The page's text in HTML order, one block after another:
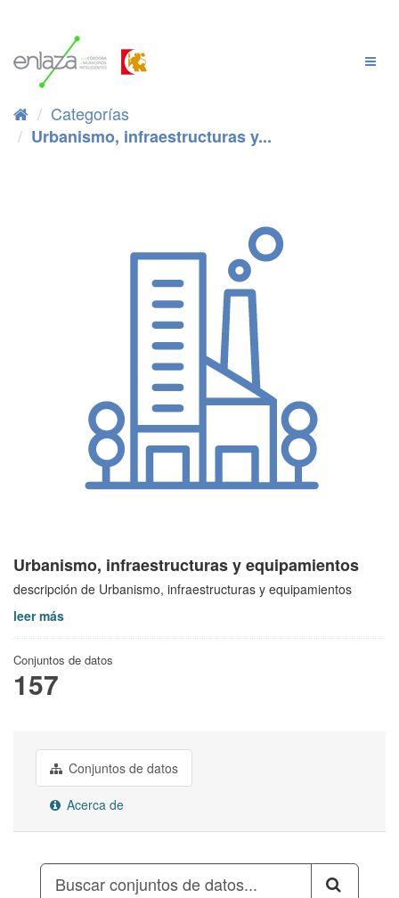
Categorías
Urbanismo, infraestructuras y...
Urbanismo, infraestructuras y equipamientos
descripción de Urbanismo, infraestructuras y equipamientos
leer más
Conjuntos de datos
157
Conjuntos de datos
Acerca de